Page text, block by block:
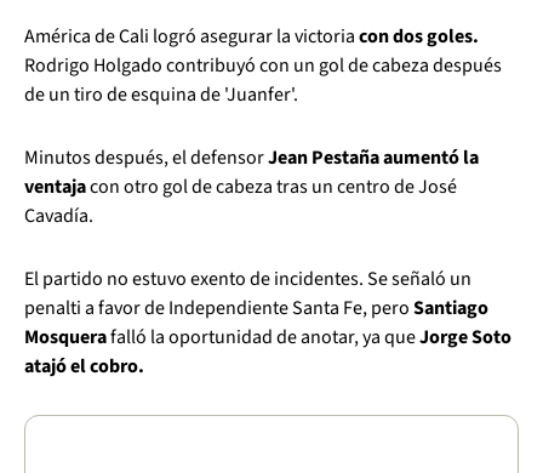
América de Cali logró asegurar la victoriacon dos goles.
Rodrigo Holgado contribuyó con un gol de cabeza después
de un tiro de esquina de 'Juanfer'.
Minutos después, el defensorJean Pestaña aumentó la
ventajacon otro gol de cabeza tras un centro de José
Cavadía.
El partido no estuvo exento de incidentes. Se señaló un
penalti a favor de Independiente Santa Fe, peroSantiago
Mosquerafalló la oportunidad de anotar, ya queJorge Soto
atajó el cobro.